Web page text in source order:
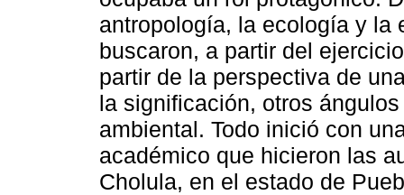
antropología, la ecología y la
buscaron, a partir del
partir de la perspectiva de
la significación, otros
ambiental. Todo inició con
académico que hicieron las
Cholula, en el estado de